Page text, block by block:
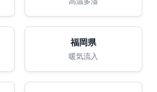
福岡県
暖気流入